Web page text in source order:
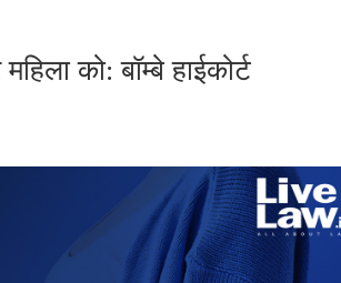
को: बॉम्बे हाईकोर्ट